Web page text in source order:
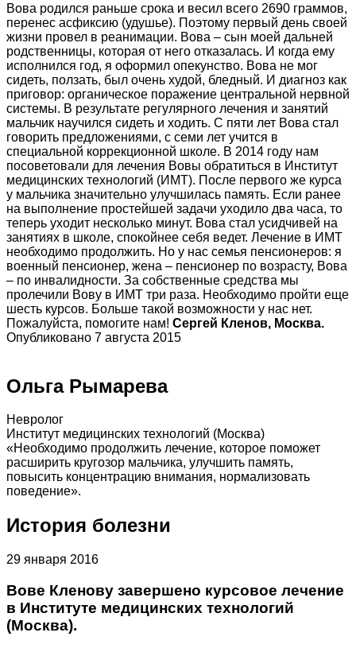
Вова родился раньше срока и весил всего 2690 граммов,
перенес асфиксию (удушье). Поэтому первый день своей
жизни провел в реанимации. Вова – сын моей дальней
родственницы, которая от него отказалась. И когда ему
исполнился год, я оформил опекунство. Вова не мог
сидеть, ползать, был очень худой, бледный. И диагноз как
приговор: органическое поражение центральной нервной
системы. В результате регулярного лечения и занятий
мальчик научился сидеть и ходить. С пяти лет Вова стал
говорить предложениями, с семи лет учится в
специальной коррекционной школе. В 2014 году нам
посоветовали для лечения Вовы обратиться в Институт
медицинских технологий (ИМТ). После первого же курса
у мальчика значительно улучшилась память. Если ранее
на выполнение простейшей задачи уходило два часа, то
теперь уходит несколько минут. Вова стал усидчивей на
занятиях в школе, спокойнее себя ведет. Лечение в ИМТ
необходимо продолжить. Но у нас семья пенсионеров: я
военный пенсионер, жена – пенсионер по возрасту, Вова
– по инвалидности. За собственные средства мы
пролечили Вову в ИМТ три раза. Необходимо пройти еще
шесть курсов. Больше такой возможности у нас нет.
Пожалуйста, помогите нам! Сергей Кленов, Москва.
Опубликовано 7 августа 2015
Ольга Рымарева
Невролог
Институт медицинских технологий (Москва)
«Необходимо продолжить лечение, которое поможет
расширить кругозор мальчика, улучшить память,
повысить концентрацию внимания, нормализовать
поведение».
История болезни
29 января 2016
Вове Кленову завершено курсовое лечение
в Институте медицинских технологий
(Москва).